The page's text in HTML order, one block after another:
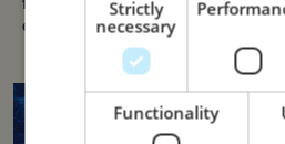
familia, el WOT Algarve Soul
entre relajación, aventura y
Strictly
necessary
Functionality